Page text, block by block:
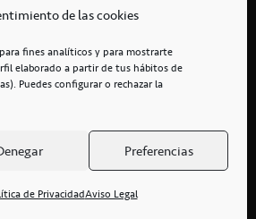
de las cookies
fines analíticos y para mostrarte
elaborado a partir de tus hábitos de
Puedes configurar o rechazar la
Preferencias
de PrivacidadAviso Legal